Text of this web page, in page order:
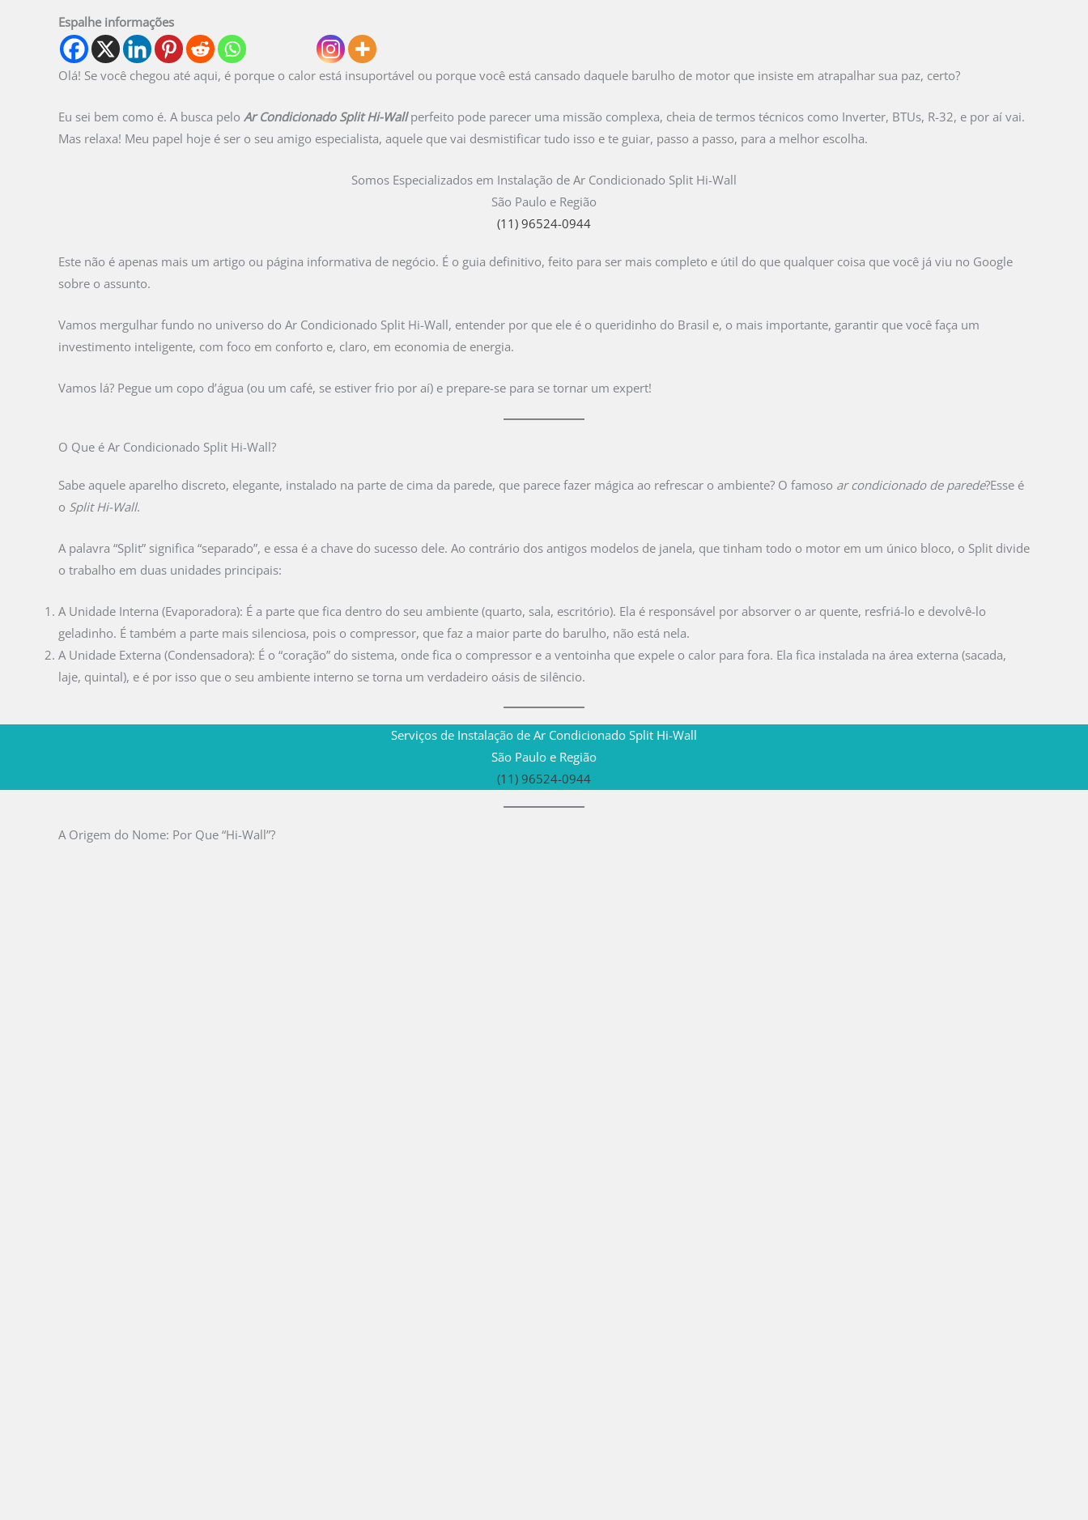
Espalhe informações
Olá! Se você chegou até aqui, é porque o calor está insuportável ou porque você está cansado daquele barulho de motor que insiste em atrapalhar sua paz, certo?
Eu sei bem como é. A busca pelo Ar Condicionado Split Hi-Wallperfeito pode parecer uma missão complexa, cheia de termos técnicos como Inverter, BTUs, R-32, e por aí vai.
Mas relaxa! Meu papel hoje é ser o seu amigo especialista, aquele que vai desmistificar tudo isso e te guiar, passo a passo, para a melhor escolha.
Somos Especializados em Instalação de Ar Condicionado Split Hi-Wall
São Paulo e Região
(11) 96524-0944
Este não é apenas mais um artigo ou página informativa de negócio. É o guia definitivo, feito para ser mais completo e útil do que qualquer coisa que você já viu no Google
sobre o assunto.
Vamos mergulhar fundo no universo do Ar Condicionado Split Hi-Wall, entender por que ele é o queridinho do Brasil e, o mais importante, garantir que você faça um
investimento inteligente, com foco em conforto e, claro, em economia de energia.
Vamos lá? Pegue um copo d’água (ou um café, se estiver frio por aí) e prepare-se para se tornar um expert!
O Que é Ar Condicionado Split Hi-Wall?
Sabe aquele aparelho discreto, elegante, instalado na parte de cima da parede, que parece fazer mágica ao refrescar o ambiente? O famoso ar condicionado de parede?Esse é
o Split Hi-Wall.
A palavra “Split” significa “separado”, e essa é a chave do sucesso dele. Ao contrário dos antigos modelos de janela, que tinham todo o motor em um único bloco, o Split divide
o trabalho em duas unidades principais:
A Unidade Interna (Evaporadora): É a parte que fica dentro do seu ambiente (quarto, sala, escritório). Ela é responsável por absorver o ar quente, resfriá-lo e devolvê-lo
geladinho. É também a parte mais silenciosa, pois o compressor, que faz a maior parte do barulho, não está nela.
A Unidade Externa (Condensadora): É o “coração” do sistema, onde fica o compressor e a ventoinha que expele o calor para fora. Ela fica instalada na área externa (sacada,
laje, quintal), e é por isso que o seu ambiente interno se torna um verdadeiro oásis de silêncio.
Serviços de Instalação de Ar Condicionado Split Hi-Wall
São Paulo e Região
(11) 96524-0944
A Origem do Nome: Por Que “Hi-Wall”?